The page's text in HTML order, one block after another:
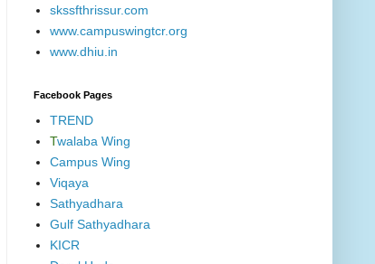
skssfthrissur.com
www.campuswingtcr.org
www.dhiu.in
Facebook Pages
TREND
Twalaba Wing
Campus Wing
Viqaya
Sathyadhara
Gulf Sathyadhara
KICR